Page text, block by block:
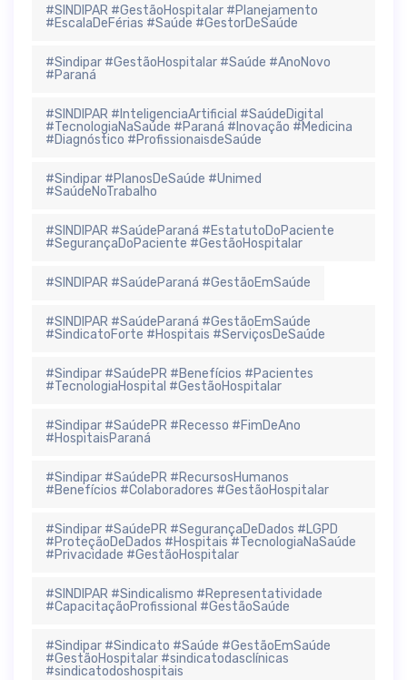
#SINDIPAR #GestãoHospitalar #Planejamento
#EscalaDeFérias #Saúde #GestorDeSaúde
#Sindipar #GestãoHospitalar #Saúde #AnoNovo
#Paraná
#SINDIPAR #InteligenciaArtificial #SaúdeDigital
#TecnologiaNaSaúde #Paraná #Inovação #Medicina
#Diagnóstico #ProfissionaisdeSaúde
#Sindipar #PlanosDeSaúde #Unimed
#SaúdeNoTrabalho
#SINDIPAR #SaúdeParaná #EstatutoDoPaciente
#SegurançaDoPaciente #GestãoHospitalar
#SINDIPAR #SaúdeParaná #GestãoEmSaúde
#SINDIPAR #SaúdeParaná #GestãoEmSaúde
#SindicatoForte #Hospitais #ServiçosDeSaúde
#Sindipar #SaúdePR #Benefícios #Pacientes
#TecnologiaHospital #GestãoHospitalar
#Sindipar #SaúdePR #Recesso #FimDeAno
#HospitaisParaná
#Sindipar #SaúdePR #RecursosHumanos
#Benefícios #Colaboradores #GestãoHospitalar
#Sindipar #SaúdePR #SegurançaDeDados #LGPD
#ProteçãoDeDados #Hospitais #TecnologiaNaSaúde
#Privacidade #GestãoHospitalar
#SINDIPAR #Sindicalismo #Representatividade
#CapacitaçãoProfissional #GestãoSaúde
#Sindipar #Sindicato #Saúde #GestãoEmSaúde
#GestãoHospitalar #sindicatodasclínicas
#sindicatodoshospitais